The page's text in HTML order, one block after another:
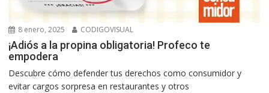
8 enero, 2025 CODIGOVISUAL
¡Adiós a la propina obligatoria! Profeco te
empodera
Descubre cómo defender tus derechos como consumidor y
evitar cargos sorpresa en restaurantes y otros